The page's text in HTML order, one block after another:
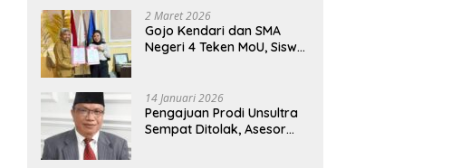
2 Maret 2026
Gojo Kendari dan SMA
Negeri 4 Teken MoU, Siswa
14 Januari 2026
Pengajuan Prodi Unsultra
Sempat Ditolak, Asesor